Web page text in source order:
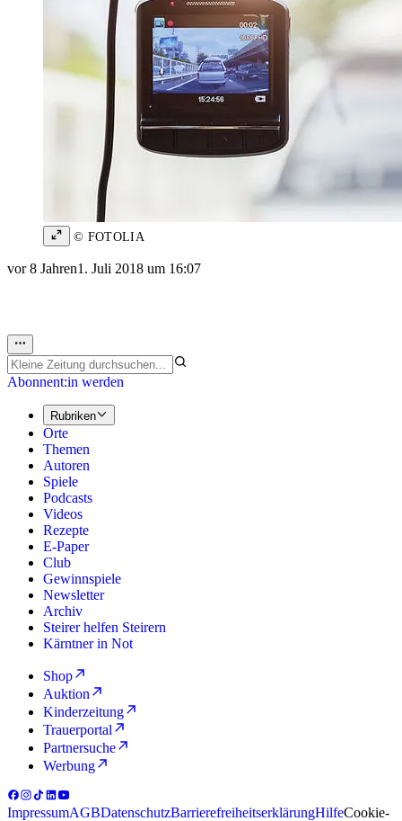
© FOTOLIA
vor 8 Jahren1. Juli 2018 um 16:07
Abonnent:in werden
Rubriken
Orte
Themen
Autoren
Spiele
Podcasts
Videos
Rezepte
E-Paper
Club
Gewinnspiele
Newsletter
Archiv
Steirer helfen Steirern
Kärntner in Not
Shop
Auktion
Kinderzeitung
Trauerportal
Partnersuche
Werbung
ImpressumAGBDatenschutzBarrierefreiheitserklärungHilfeCookie-